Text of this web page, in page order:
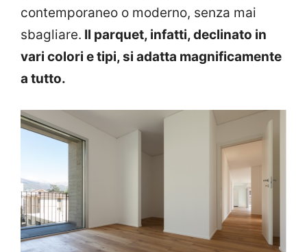
contemporaneo o moderno, senza mai
sbagliare. Il parquet, infatti, declinato in
vari colori e tipi, si adatta magnificamente
a tutto.